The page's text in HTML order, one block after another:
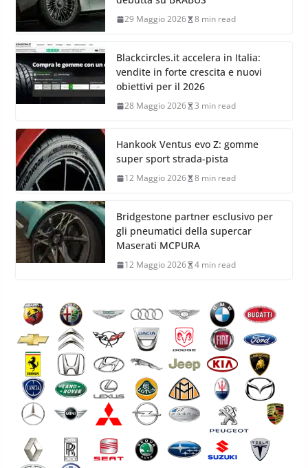
29 Maggio 2026 8 min read
Blackcircles.it accelera in Italia:
vendite in forte crescita e nuovi
obiettivi per il 2026
28 Maggio 2026 3 min read
Hankook Ventus evo Z: gomme
super sport strada-pista
12 Maggio 2026 8 min read
Bridgestone partner esclusivo per
gli pneumatici della supercar
Maserati MCPURA
12 Maggio 2026 4 min read